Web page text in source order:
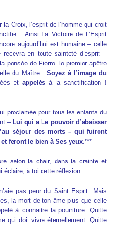
la Croix, l’esprit de l’homme qui croit
Ainsi La Victoire de L’Esprit
aujourd’hui est humaine – celle
en toute sainteté d’esprit –
la pensée de Pierre, le premier apôtre
du Maître : Soyez à l’image du
etappelés à la sanctification !
proclamée pour tous les enfants du
–Lui qui a Le pouvoir d’abaisser
séjour des morts – qui fuiront
feront le bien à Ses yeux .***
selon la chair, dans la crainte et
éclaire, à toi cette réflexion.
pas peur du Saint Esprit. Mais
la mort de ton âme plus que celle
à connaitre la pourriture. Quitte
qui doit vivre éternellement. Quitte